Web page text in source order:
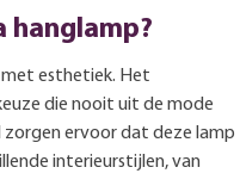
hanglamp?
esthetiek. Het
die nooit uit de mode
zorgen ervoor dat deze lamp
interieurstijlen, van